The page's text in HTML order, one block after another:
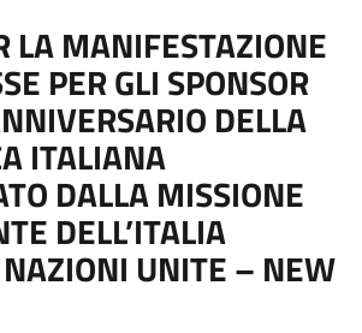
LA MANIFESTAZIONE
PER GLI SPONSOR
DELLA
ITALIANA
DALLA MISSIONE
DELL’ITALIA
NAZIONI UNITE – NEW